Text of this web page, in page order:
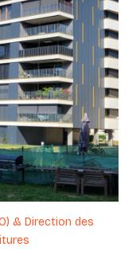
& Direction des